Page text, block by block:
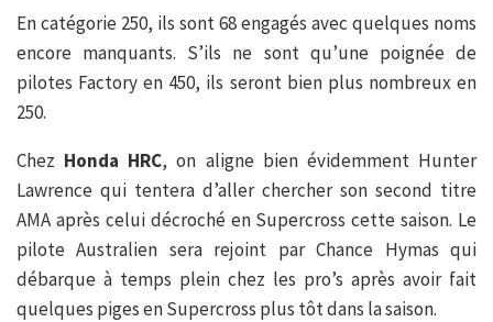
En catégorie 250, ils sont 68 engagés avec quelques noms
encore manquants. S’ils ne sont qu’une poignée de
pilotes Factory en 450, ils seront bien plus nombreux en
250.
Chez Honda HRC, on aligne bien évidemment Hunter
Lawrence qui tentera d’aller chercher son second titre
AMA après celui décroché en Supercross cette saison. Le
pilote Australien sera rejoint par Chance Hymas qui
débarque à temps plein chez les pro’s après avoir fait
quelques piges en Supercross plus tôt dans la saison.